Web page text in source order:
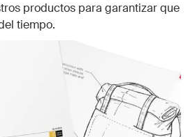
productos para garantizar que
tiempo.